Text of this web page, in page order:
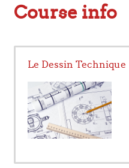
Course info
Le Dessin Technique